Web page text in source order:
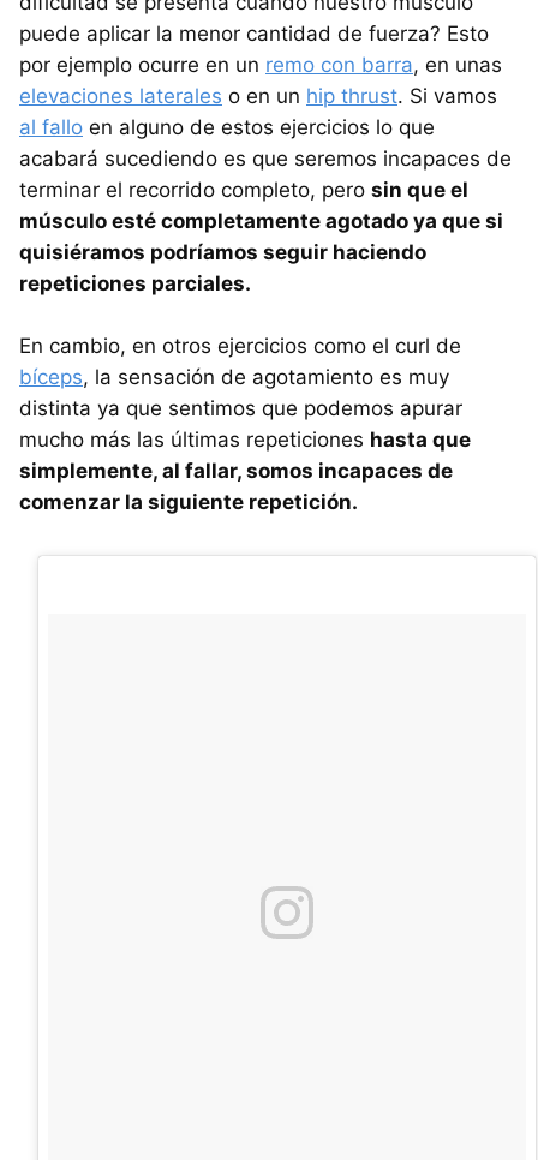
puede aplicar la menor cantidad de fuerza? Esto
por ejemplo ocurre en un remo con barra, en unas
elevaciones laterales o en un hip thrust. Si vamos
al fallo en alguno de estos ejercicios lo que
acabará sucediendo es que seremos incapaces de
terminar el recorrido completo, pero sin que el
músculo esté completamente agotado ya que si
quisiéramos podríamos seguir haciendo
repeticiones parciales.
En cambio, en otros ejercicios como el curl de
bíceps, la sensación de agotamiento es muy
distinta ya que sentimos que podemos apurar
mucho más las últimas repeticiones hasta que
simplemente, al fallar, somos incapaces de
comenzar la siguiente repetición.